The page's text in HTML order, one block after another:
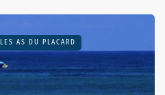
LES AS DU PLACARD